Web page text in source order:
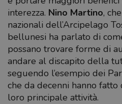
interezza. Nino Martino,
nazionali dell’Arcipelago
bellunesi ha parlato di
possano trovare forme di
andare al discapito della
seguendo l’esempio dei
che da decenni hanno
loro principale attività.